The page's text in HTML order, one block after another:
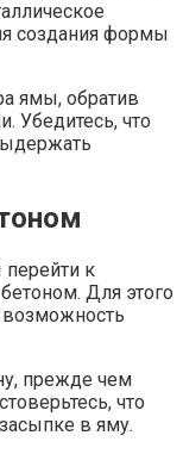
создания формы
ямы, обратив
Убедитесь, что
к
Для этого
прежде чем
что
в яму.